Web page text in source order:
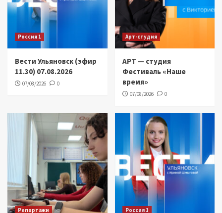
Россия 1
Вести Ульяновск (эфир
11.30) 07.08.2026
07/08/2026 0
Арт-студия
АРТ — студия
Фестиваль «Наше
время»
07/08/2026 0
Репортажи Россия 1